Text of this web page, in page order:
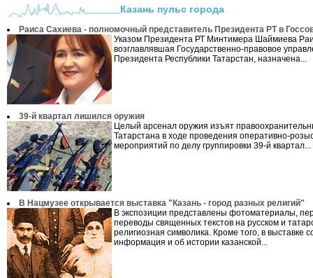
Казань пульс города
Раиса Сахиева - полномочный представитель Президента РТ в
Указом Президента РТ Минтимера Шаймиева
возглавлявшая Государственно-правовое
Президента Республики Татарстан, назначена...
39-й квартал лишился оружия
Целый арсенал оружия изъят
Татарстана в ходе проведения оперативно-
мероприятий по делу группировки 39-й квартал...
В Нацмузее открывается выставка "Казань - город разных религий"
В экспозиции представлены фотоматериалы,
переводы священных текстов на русском и
религиозная символика. Кроме того, в выставке
информация и об истории казанской...